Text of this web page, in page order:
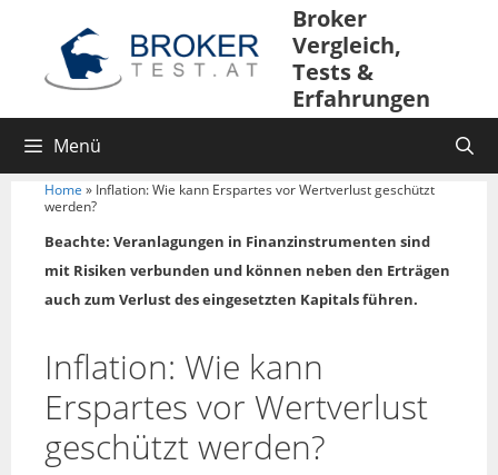
Broker
Vergleich,
Tests &
Erfahrungen
Menü
Home » Inflation: Wie kann Erspartes vor Wertverlust geschützt
werden?
Beachte: Veranlagungen in Finanzinstrumenten sind
mit Risiken verbunden und können neben den Erträgen
auch zum Verlust des eingesetzten Kapitals führen.
Inflation: Wie kann
Erspartes vor Wertverlust
geschützt werden?